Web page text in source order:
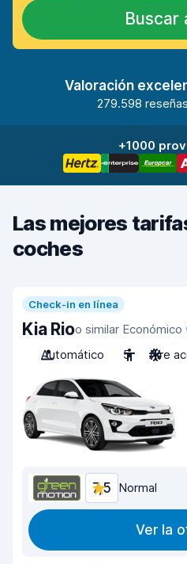
Buscar
Valoración
279.598 reseñas
+1000
Las mejores
coches
Check-in en línea
Kia Rioo similar Económico
Automático
5 Aire
7,5 Normal
Ver la